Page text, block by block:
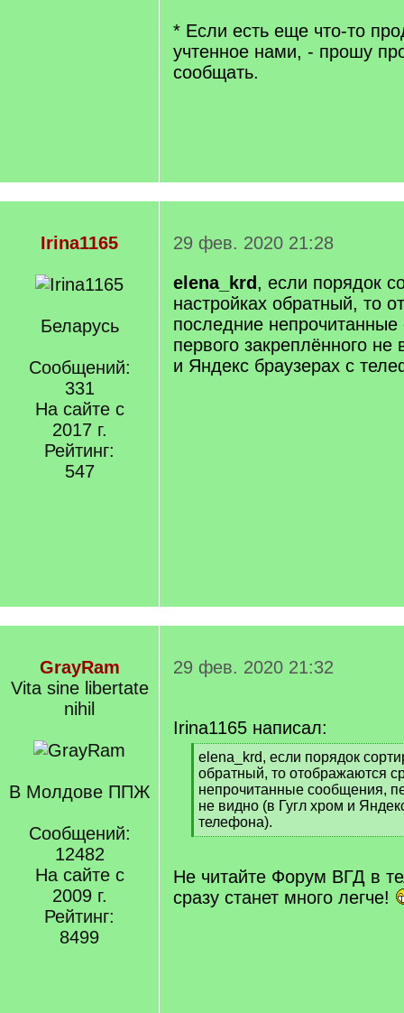
* Если есть еще что-то
учтенное нами, - прошу
сообщать.
Irina1165
Беларусь
Сообщений:
331
На сайте с
2017 г.
Рейтинг:
547
29 фев. 2020 21:28
elena_krd, если порядок
настройках обратный, то
последние
первого закреплённого не
и Яндекс браузерах с
GrayRam
Vita sine libertate
nihil
В Молдове ППЖ
Сообщений:
12482
На сайте с
2009 г.
Рейтинг:
8499
29 фев. 2020 21:32
Irina1165 написал:
[
q
]
elena_krd, если порядок
обратный, то отображаются
непрочитанные сообщения,
не видно (в Гугл хром и
телефона).
[
q
Не читайте Форум ВГД в
сразу станет много легче!